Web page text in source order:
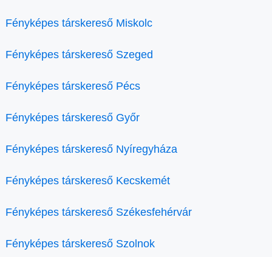
Fényképes társkereső Miskolc
Fényképes társkereső Szeged
Fényképes társkereső Pécs
Fényképes társkereső Győr
Fényképes társkereső Nyíregyháza
Fényképes társkereső Kecskemét
Fényképes társkereső Székesfehérvár
Fényképes társkereső Szolnok